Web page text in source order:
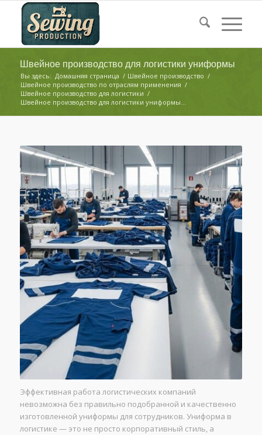
Швейное производство для логистики униформы
Вы здесь: Домашняя страница / Швейное производство /
Швейное производство по отраслям применения /
Швейное производство для логистики /
Швейное производство для логистики униформы...
Эффективная работа логистических компаний
невозможна без правильно подобранной и качественно
изготовленной униформы для сотрудников. Униформа в
логистике — это не просто корпоративный стиль, а